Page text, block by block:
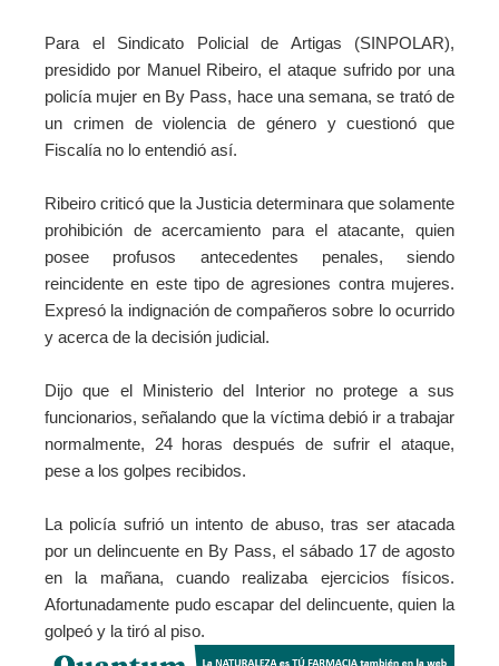
Para el Sindicato Policial de Artigas (SINPOLAR),
presidido por Manuel Ribeiro, el ataque sufrido por una
policía mujer en By Pass, hace una semana, se trató de
un crimen de violencia de género y cuestionó que
Fiscalía no lo entendió así.
Ribeiro criticó que la Justicia determinara que solamente
prohibición de acercamiento para el atacante, quien
posee profusos antecedentes penales, siendo
reincidente en este tipo de agresiones contra mujeres.
Expresó la indignación de compañeros sobre lo ocurrido
y acerca de la decisión judicial.
Dijo que el Ministerio del Interior no protege a sus
funcionarios, señalando que la víctima debió ir a trabajar
normalmente, 24 horas después de sufrir el ataque,
pese a los golpes recibidos.
La policía sufrió un intento de abuso, tras ser atacada
por un delincuente en By Pass, el sábado 17 de agosto
en la mañana, cuando realizaba ejercicios físicos.
Afortunadamente pudo escapar del delincuente, quien la
golpeó y la tiró al piso.